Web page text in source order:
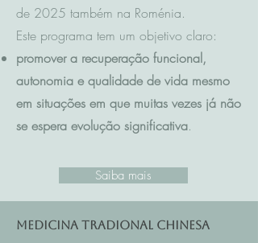
de 2025 também na Roménia.
Este programa tem um objetivo claro:
promover a recuperação funcional,
autonomia e qualidade de vida mesmo
em situações em que muitas vezes já não
se espera evolução significativa.
Saiba mais
Medicina Tradional Chinesa